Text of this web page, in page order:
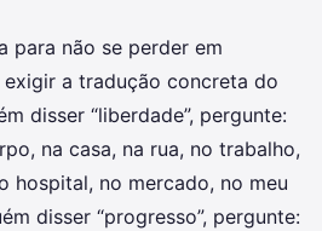
para não se perder em
a tradução concreta do
disser “liberdade”, pergunte:
na casa, na rua, no trabalho,
hospital, no mercado, no meu
disser “progresso”, pergunte: